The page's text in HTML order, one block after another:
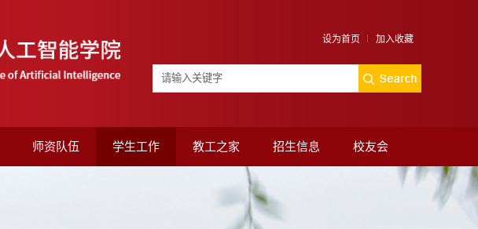
设为首页 加入收藏
师资队伍 学生工作 教工之家 招生信息 校友会